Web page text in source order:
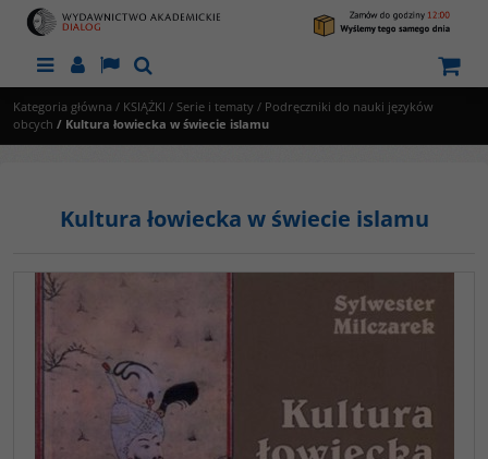
MenuPanelLangSzukaj
Kategoria główna / KSIĄŻKI / Serie i tematy / Podręczniki do nauki języków
obcych / Kultura łowiecka w świecie islamu
Kultura łowiecka w świecie islamu